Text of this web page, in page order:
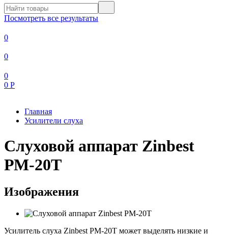
Посмотреть все результаты
0
0
0
0 Р
Главная
Усилители слуха
Слуховой аппарат Zinbest
РМ-20Т
Изображения
Усилитель слуха Zinbest РМ-20T может выделять низкие и